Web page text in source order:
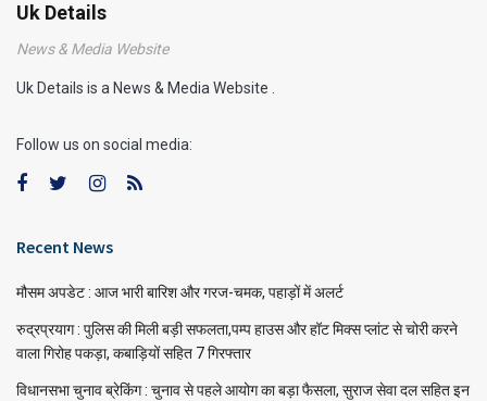
Uk Details
News & Media Website
Uk Details is a News & Media Website .
Follow us on social media:
Recent News
मौसम अपडेट : आज भारी बारिश और गरज-चमक, पहाड़ों में अलर्ट
रुद्रप्रयाग : पुलिस की मिली बड़ी सफलता,पम्प हाउस और हॉट मिक्स प्लांट से चोरी करने
वाला गिरोह पकड़ा, कबाड़ियों सहित 7 गिरफ्तार
विधानसभा चुनाव ब्रेकिंग : चुनाव से पहले आयोग का बड़ा फैसला, सुराज सेवा दल सहित इन